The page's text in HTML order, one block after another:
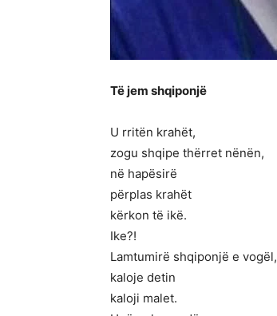
Të jem shqiponjë
U rritën krahët,
zogu shqipe thërret nënën,
në hapësirë
përplas krahët
kërkon të ikë.
Ike?!
Lamtumirë shqiponjë e vogël,
kaloje detin
kaloji malet.